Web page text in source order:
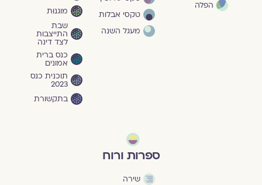
הפלה
טקסי אבלות
מעגל השנה
מוגנוּת
שבת
התייצבות
לצד דינה
כנס ברית
אמונים
תוכנית כנס
2023
בתקשורת
ספרות ורוח
שירה